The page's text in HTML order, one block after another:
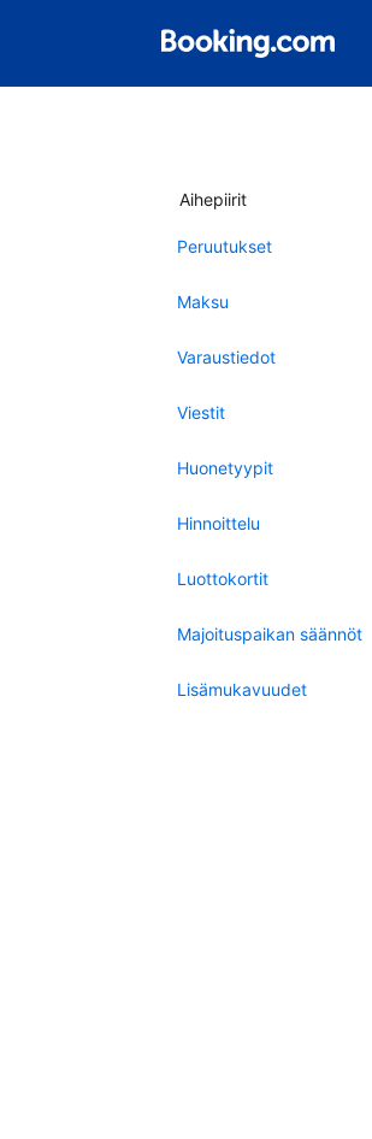
Aihepiirit
Peruutukset
Maksu
Varaustiedot
Viestit
Huonetyypit
Hinnoittelu
Luottokortit
Majoituspaikan säännöt
Lisämukavuudet